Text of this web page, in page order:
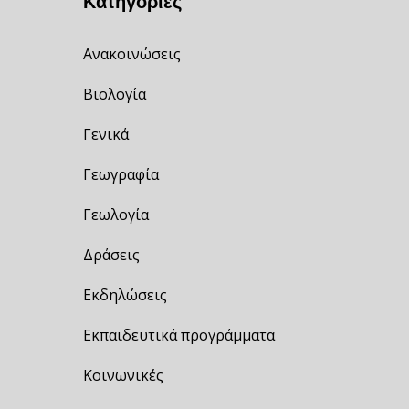
Ανακοινώσεις
Βιολογία
Γενικά
Γεωγραφία
Γεωλογία
Δράσεις
Εκδηλώσεις
Εκπαιδευτικά προγράμματα
Κοινωνικές